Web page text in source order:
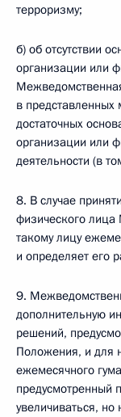
терроризму;
б) об отсутствии
организации или
в представленных
достаточных
организации или
деятельности (в
8. В случае
физического
такому лицу
и определяет его
9.
дополнительную
решений,
Положения, и для
ежемесячного
предусмотренный
увеличиваться,